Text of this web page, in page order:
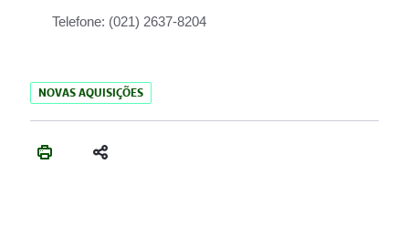
Telefone: (021) 2637-8204
NOVAS AQUISIÇÕES